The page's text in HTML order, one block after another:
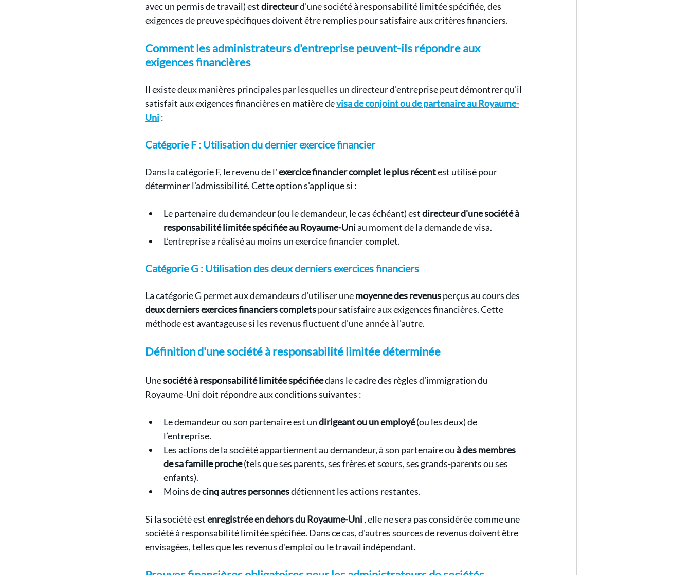
avec un permis de travail) est directeur d'une société à responsabilité limitée spécifiée, des
exigences de preuve spécifiques doivent être remplies pour satisfaire aux critères financiers.
Comment les administrateurs d'entreprise peuvent-ils répondre aux
exigences financières
Il existe deux manières principales par lesquelles un directeur d'entreprise peut démontrer qu'il
satisfait aux exigences financières en matière de visa de conjoint ou de partenaire au Royaume-
Uni :
Catégorie F : Utilisation du dernier exercice financier
Dans la catégorie F, le revenu de l' exercice financier complet le plus récent est utilisé pour
déterminer l'admissibilité. Cette option s'applique si :
Le partenaire du demandeur (ou le demandeur, le cas échéant) est directeur d'une société à
responsabilité limitée spécifiée au Royaume-Uni au moment de la demande de visa.
L’entreprise a réalisé au moins un exercice financier complet.
Catégorie G : Utilisation des deux derniers exercices financiers
La catégorie G permet aux demandeurs d'utiliser une moyenne des revenus perçus au cours des
deux derniers exercices financiers complets pour satisfaire aux exigences financières. Cette
méthode est avantageuse si les revenus fluctuent d'une année à l'autre.
Définition d'une société à responsabilité limitée déterminée
Une société à responsabilité limitée spécifiée dans le cadre des règles d’immigration du
Royaume-Uni doit répondre aux conditions suivantes :
Le demandeur ou son partenaire est un dirigeant ou un employé (ou les deux) de
l’entreprise.
Les actions de la société appartiennent au demandeur, à son partenaire ou à des membres
de sa famille proche (tels que ses parents, ses frères et sœurs, ses grands-parents ou ses
enfants).
Moins de cinq autres personnes détiennent les actions restantes.
Si la société est enregistrée en dehors du Royaume-Uni , elle ne sera pas considérée comme une
société à responsabilité limitée spécifiée. Dans ce cas, d'autres sources de revenus doivent être
envisagées, telles que les revenus d'emploi ou le travail indépendant.